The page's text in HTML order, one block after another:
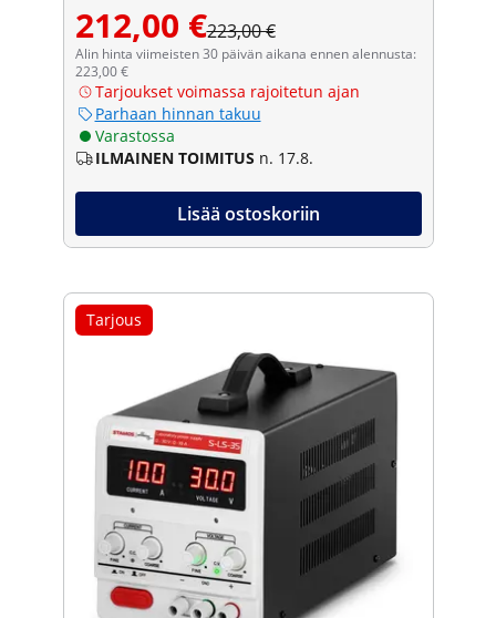
212,00 €223,00 €
Alin hinta viimeisten 30 päivän aikana ennen alennusta:
223,00 €
Tarjoukset voimassa rajoitetun ajan
Parhaan hinnan takuu
Varastossa
ILMAINEN TOIMITUS n. 17.8.
Lisää ostoskoriin
Tarjous